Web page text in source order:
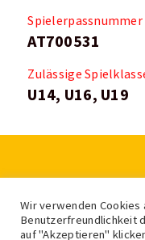
Spielerpassnummer
AT700531
Zulässige
U14, U16, U19
LV für Eis- und
Feldgasse 2, 7400
Wir verwenden
Benutzerfreundlichkeit
auf "Akzeptieren"